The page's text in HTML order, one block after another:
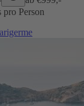
pro Person